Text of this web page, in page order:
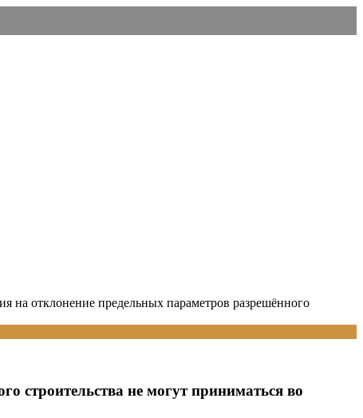
на отклонение предельных параметров разрешённого
строительства не могут приниматься во